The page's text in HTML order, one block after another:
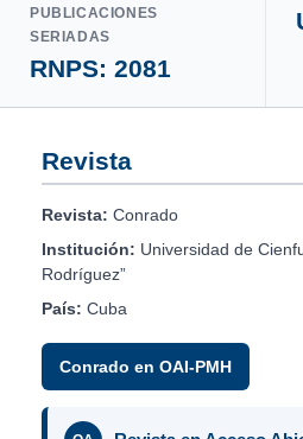
PUBLICACIONES
SERIADAS
RNPS: 2081
Revista
Revista: Conrado
Institución: Universidad de
Rodríguez”
País: Cuba
Conrado en OAI-PMH